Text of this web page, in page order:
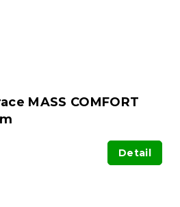
MASS COMFORT
Detail